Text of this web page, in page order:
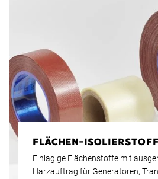
FLÄCHEN-
Einlagige Flächenstoffe mit
Harzauftrag für Generatoren,